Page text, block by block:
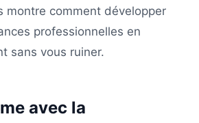
montre comment développer
professionnelles en
sans vous ruiner.
avec la